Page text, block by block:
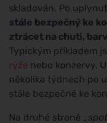
skladován. Po
stále bezpečný ke
ztrácet na chuti,
Typickým příkladem
rýže nebo konzervy.
několika týdnech po
stále bezpečné ke
Na druhé straně